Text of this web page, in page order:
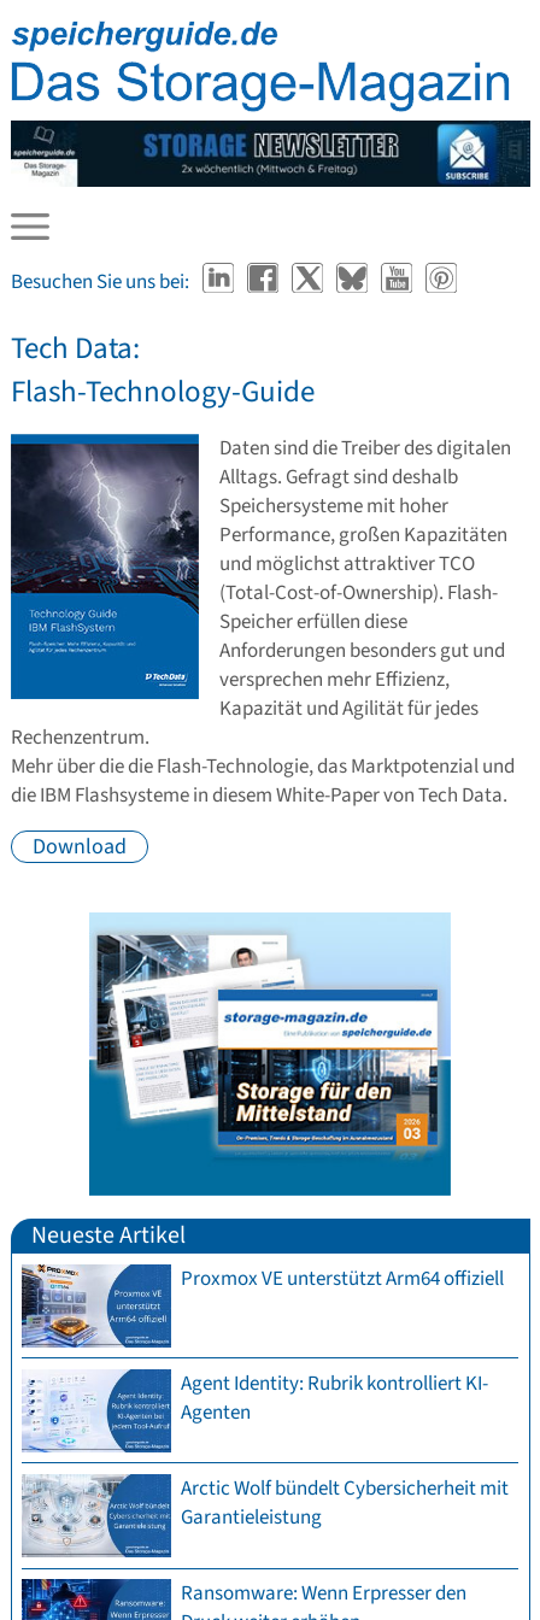
Besuchen Sie uns bei:
Tech Data:
Flash-Technology-Guide
Daten sind die Treiber des digitalen
Alltags. Gefragt sind deshalb
Speichersysteme mit hoher
Performance, großen Kapazitäten
und möglichst attraktiver TCO
(Total-Cost-of-Ownership). Flash-
Speicher erfüllen diese
Anforderungen besonders gut und
versprechen mehr Effizienz,
Kapazität und Agilität für jedes
Rechenzentrum.
Mehr über die die Flash-Technologie, das Marktpotenzial und
die IBM Flashsysteme in diesem White-Paper von Tech Data.
Download
Neueste Artikel
Proxmox VE unterstützt Arm64 offiziell
Agent Identity: Rubrik kontrolliert KI-
Agenten
Arctic Wolf bündelt Cybersicherheit mit
Garantieleistung
Ransomware: Wenn Erpresser den